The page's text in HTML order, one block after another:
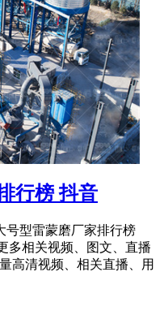
行榜 抖音
号型雷蒙磨厂家排行榜
多相关视频、图文、直播
高清视频、相关直播、用